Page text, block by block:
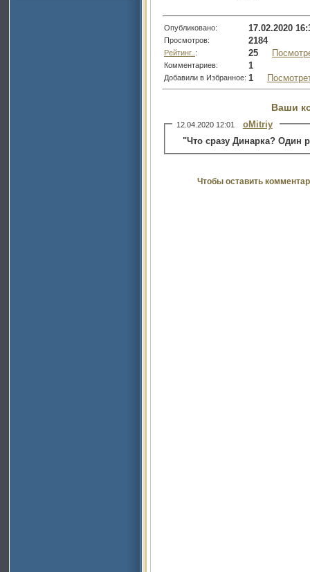
Опубликовано: 17.02.2020
Просмотров: 2184
Рейтинг.. : 25
Комментариев: 1
Добавили в Избранное: 1
Ваши
12.04.2020 12:01
oMitriy
"Что сразу Динарка? Один
Чтобы оставить